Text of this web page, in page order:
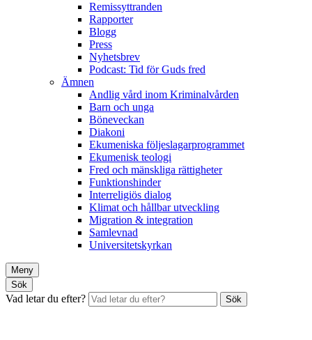
Remissyttranden
Rapporter
Blogg
Press
Nyhetsbrev
Podcast: Tid för Guds fred
Ämnen
Andlig vård inom Kriminalvården
Barn och unga
Böneveckan
Diakoni
Ekumeniska följeslagarprogrammet
Ekumenisk teologi
Fred och mänskliga rättigheter
Funktionshinder
Interreligiös dialog
Klimat och hållbar utveckling
Migration & integration
Samlevnad
Universitetskyrkan
Meny
Sök
Vad letar du efter? Sök